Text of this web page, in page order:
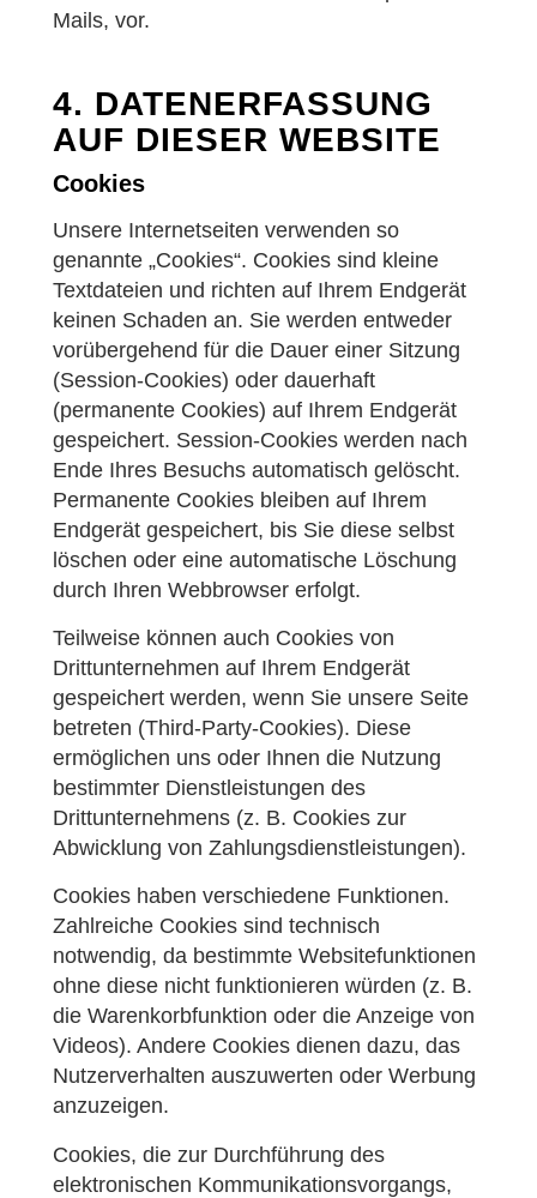
Mails, vor.
4. DATENERFASSUNG
AUF DIESER WEBSITE
Cookies
Unsere Internetseiten verwenden so
genannte „Cookies“. Cookies sind kleine
Textdateien und richten auf Ihrem Endgerät
keinen Schaden an. Sie werden entweder
vorübergehend für die Dauer einer Sitzung
(Session-Cookies) oder dauerhaft
(permanente Cookies) auf Ihrem Endgerät
gespeichert. Session-Cookies werden nach
Ende Ihres Besuchs automatisch gelöscht.
Permanente Cookies bleiben auf Ihrem
Endgerät gespeichert, bis Sie diese selbst
löschen oder eine automatische Löschung
durch Ihren Webbrowser erfolgt.
Teilweise können auch Cookies von
Drittunternehmen auf Ihrem Endgerät
gespeichert werden, wenn Sie unsere Seite
betreten (Third-Party-Cookies). Diese
ermöglichen uns oder Ihnen die Nutzung
bestimmter Dienstleistungen des
Drittunternehmens (z. B. Cookies zur
Abwicklung von Zahlungsdienstleistungen).
Cookies haben verschiedene Funktionen.
Zahlreiche Cookies sind technisch
notwendig, da bestimmte Websitefunktionen
ohne diese nicht funktionieren würden (z. B.
die Warenkorbfunktion oder die Anzeige von
Videos). Andere Cookies dienen dazu, das
Nutzerverhalten auszuwerten oder Werbung
anzuzeigen.
Cookies, die zur Durchführung des
elektronischen Kommunikationsvorgangs,